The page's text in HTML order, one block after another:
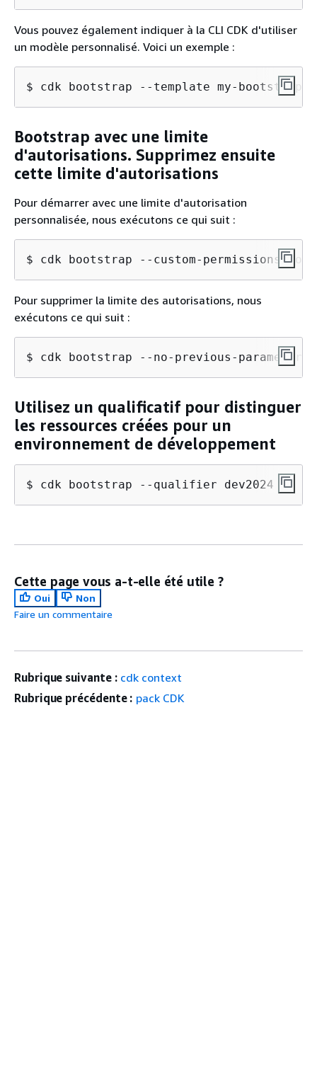
Vous pouvez également indiquer à la CLI CDK d'utiliser
un modèle personnalisé. Voici un exemple :
$ cdk bootstrap --template my-bootstrap-
Bootstrap avec une limite
d'autorisations. Supprimez ensuite
cette limite d'autorisations
Pour démarrer avec une limite d'autorisation
personnalisée, nous exécutons ce qui suit :
$ cdk bootstrap --custom-permissions-
Pour supprimer la limite des autorisations, nous
exécutons ce qui suit :
$ cdk bootstrap --no-previous-parameters
Utilisez un qualificatif pour distinguer
les ressources créées pour un
environnement de développement
$ cdk bootstrap --qualifier dev2024
Cette page vous a-t-elle été utile ?
Oui
Non
Faire un commentaire
Rubrique suivante : cdk context
Rubrique précédente : pack CDK